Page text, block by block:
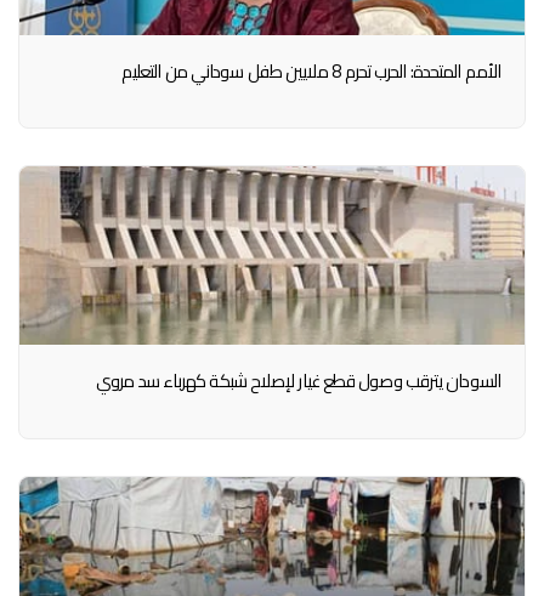
الأمم المتحدة: الحرب تحرم 8 ملايين طفل سوداني من التعليم
السودان يترقب وصول قطع غيار لإصلاح شبكة كهرباء سد مروي